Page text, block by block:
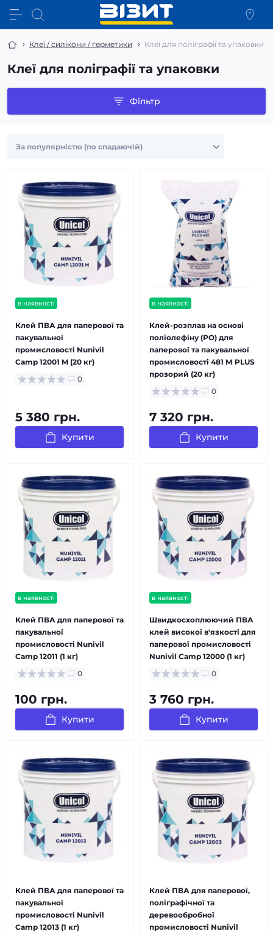
Клеї / силікони / герметики Клеї для поліграфії та упаковки
Клеї для поліграфії та упаковки
Фільтр
в наявності
Клей ПВА для паперової та
пакувальної
промисловості Nunivil
Camp 12001 M (20 кг)
0
5 380 грн.
Купити
в наявності
Клей-розплав на основі
поліолефіну (PO) для
паперової та пакувальної
промисловості 481 М PLUS
прозорий (20 кг)
0
7 320 грн.
Купити
в наявності
Клей ПВА для паперової та
пакувальної
промисловості Nunivil
Camp 12011 (1 кг)
0
100 грн.
Купити
в наявності
Швидкосхоплюючий ПВА
клей високої в'язкості для
паперової промисловості
Nunivil Camp 12000 (1 кг)
0
3 760 грн.
Купити
Клей ПВА для паперової та
пакувальної
промисловості Nunivil
Camp 12013 (1 кг)
Клей ПВА для паперової,
поліграфічної та
деревообробної
промисловості Nunivil